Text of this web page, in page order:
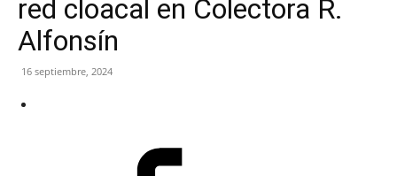
red cloacal en Colectora R.
Alfonsín
16 septiembre, 2024